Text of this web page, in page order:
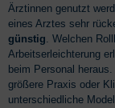
Ärztinnen genutzt
eines Arztes sehr
günstig. Welchen
Arbeitserleichterung
beim Personal
größere Praxis oder
unterschiedliche